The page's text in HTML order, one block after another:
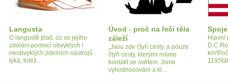
Langusta
O langustě platí, co se jejího
zdolání pomocí obvyklých i
neobvyklých jídelních nástrojů
týká, totéž…
Úvod - proč na řeči těla
záleží
„Jsou zde čtyři cesty, a pouze
čtyři cesty, kterými máme
kontakt se světem. Jsme
vyhodnocováni a kl…
Hlavní